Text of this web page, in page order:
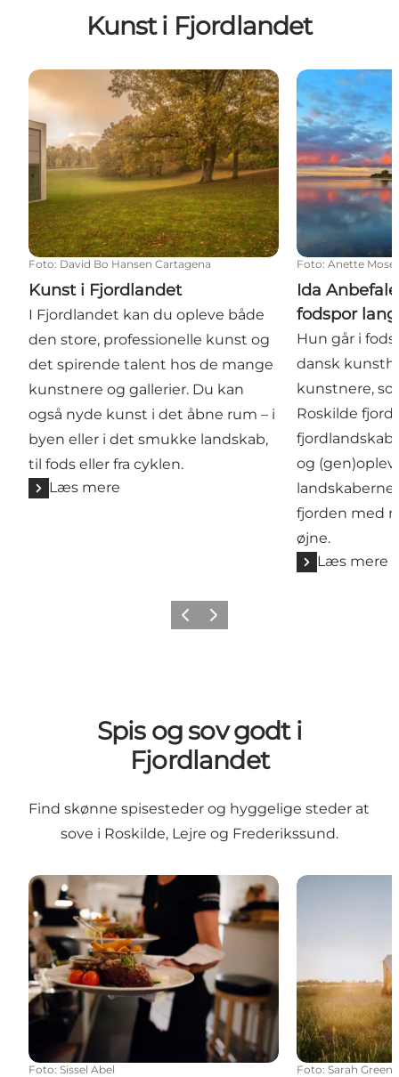
Kunst i Fjordlandet
Kunst i Fjordlandet
Foto: David Bo Hansen Cartagena
Kunst i Fjordlandet
I Fjordlandet kan du opleve både
den store, professionelle kunst og
det spirende talent hos de mange
kunstnere og gallerier. Du kan
også nyde kunst i det åbne rum – i
byen eller i det smukke landskab,
til fods eller fra cyklen.
Læs mere
Ida Anbefaler
Foto: Anette
Ida
fodspor
Hun går i
dansk
kunstnere,
Roskilde
og
fjorden med
øjne.
Læs mere
Forrige billede
Næste billede
Spis og sov godt i
Fjordlandet
Find skønne spisesteder og hyggelige steder at
sove i Roskilde, Lejre og Frederikssund.
Smag på Sjælland
Foto: Sissel Abel
Overnatning
Foto: Sarah Green